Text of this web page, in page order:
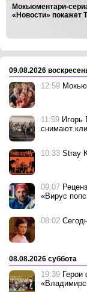
Мокьюментари-
«Новости» покажет
09.08.2026
12:59
11:59 Игорь
снимают
10:33 Stray
09:07
«Вирус
08:02
08.08.2026 суббота
19:39